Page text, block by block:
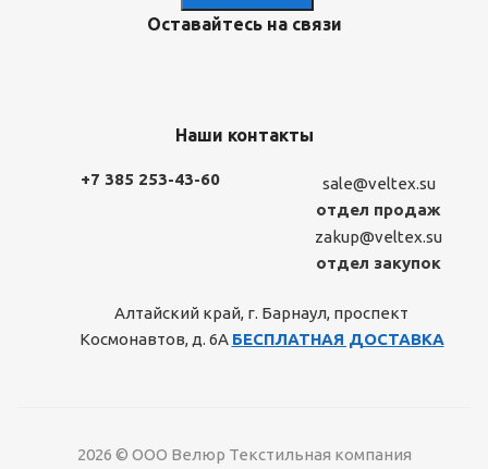
Оставайтесь на связи
Наши контакты
+7 385 253-43-60
sale@veltex.su
отдел продаж
zakup@veltex.su
отдел закупок
Алтайский край, г. Барнаул, проспект
Космонавтов, д. 6А БЕСПЛАТНАЯ ДОСТАВКА
2026 © ООО Велюр Текстильная компания